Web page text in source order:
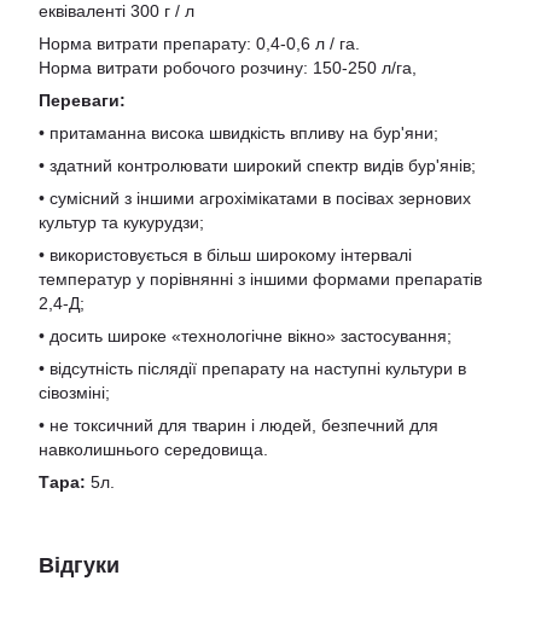
еквіваленті 300 г / л
Норма витрати препарату: 0,4-0,6 л / га.
Норма витрати робочого розчину: 150-250 л/га,
Переваги:
• притаманна висока швидкість впливу на бур'яни;
• здатний контролювати широкий спектр видів бур'янів;
• сумісний з іншими агрохімікатами в посівах зернових
культур та кукурудзи;
• використовується в більш широкому інтервалі
температур у порівнянні з іншими формами препаратів
2,4-Д;
• досить широке «технологічне вікно» застосування;
• відсутність післядії препарату на наступні культури в
сівозміні;
• не токсичний для тварин і людей, безпечний для
навколишнього середовища.
Тара: 5л.
Відгуки